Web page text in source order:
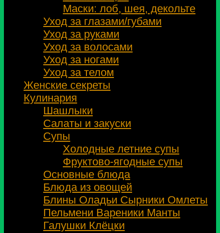
Маски: лоб, шея, декольте
Уход за глазами/губами
Уход за руками
Уход за волосами
Уход за ногами
Уход за телом
Женские секреты
Кулинария
Шашлыки
Салаты и закуски
Супы
Холодные летние супы
Фруктово-ягодные супы
Основные блюда
Блюда из овощей
Блины Оладьи Сырники Омлеты
Пельмени Вареники Манты
Галушки Клёцки